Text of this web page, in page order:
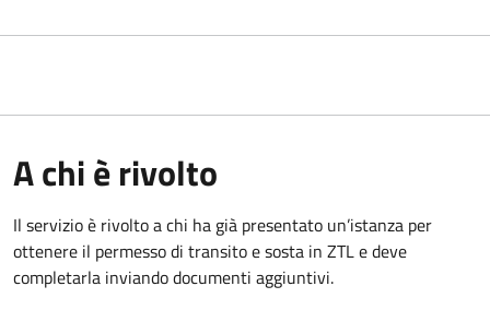
A chi è rivolto
Il servizio è rivolto a chi ha già presentato un’istanza per
ottenere il permesso di transito e sosta in ZTL e deve
completarla inviando documenti aggiuntivi.